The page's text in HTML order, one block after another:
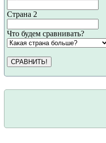
Страна 2
Что будем сравнивать?
СРАВНИТЬ!